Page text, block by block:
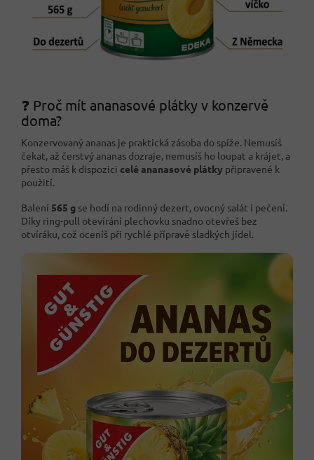
❓ Proč mít ananasové plátky v konzervě
doma?
Konzervovaný ananas je praktická zásoba do spíže. Nemusíš
čekat, až čerstvý ananas dozraje, nemusíš ho loupat a krájet, a
přesto máš k dispozici celé ananasové plátky připravené k
použití.
Balení 565 g se hodí na rodinný dezert, ovocný salát i pečení.
Díky ring-pull otevírání plechovku snadno otevřeš bez
otvíráku, což oceníš při rychlé přípravě sladkých jídel.